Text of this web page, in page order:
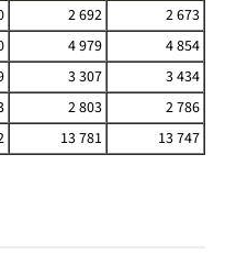
2 692
2 673
4 979
4 854
3 307
3 434
2 803
2 786
13 781 13 747